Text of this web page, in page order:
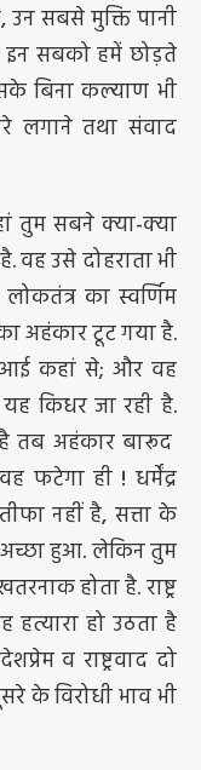
उन सबसे मुक्ति पानी
सबको हमें छोड़ते
बिना कल्याण भी
लगाने तथा संवाद
तुम सबने क्या-क्या
वह उसे दोहराता भी
का स्वर्णिम
अहंकार टूट गया है.
कहां से; और वह
किधर जा रही है.
है तब अहंकार बारूद
फटेगा ही ! धर्मेंद्र
नहीं है, सत्ता के
हुआ. लेकिन तुम
होता है. राष्ट्र
हो उठता है
व राष्ट्रवाद दो
के विरोधी भाव भी